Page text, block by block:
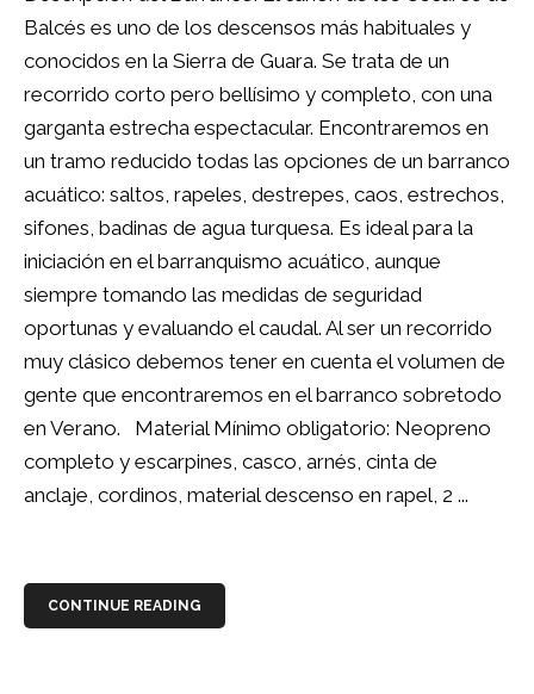
Balcés es uno de los descensos más habituales y
conocidos en la Sierra de Guara. Se trata de un
recorrido corto pero bellísimo y completo, con una
garganta estrecha espectacular. Encontraremos en
un tramo reducido todas las opciones de un barranco
acuático: saltos, rapeles, destrepes, caos, estrechos,
sifones, badinas de agua turquesa. Es ideal para la
iniciación en el barranquismo acuático, aunque
siempre tomando las medidas de seguridad
oportunas y evaluando el caudal. Al ser un recorrido
muy clásico debemos tener en cuenta el volumen de
gente que encontraremos en el barranco sobretodo
en Verano. Material Mínimo obligatorio: Neopreno
completo y escarpines, casco, arnés, cinta de
anclaje, cordinos, material descenso en rapel, 2 ...
CONTINUE READING